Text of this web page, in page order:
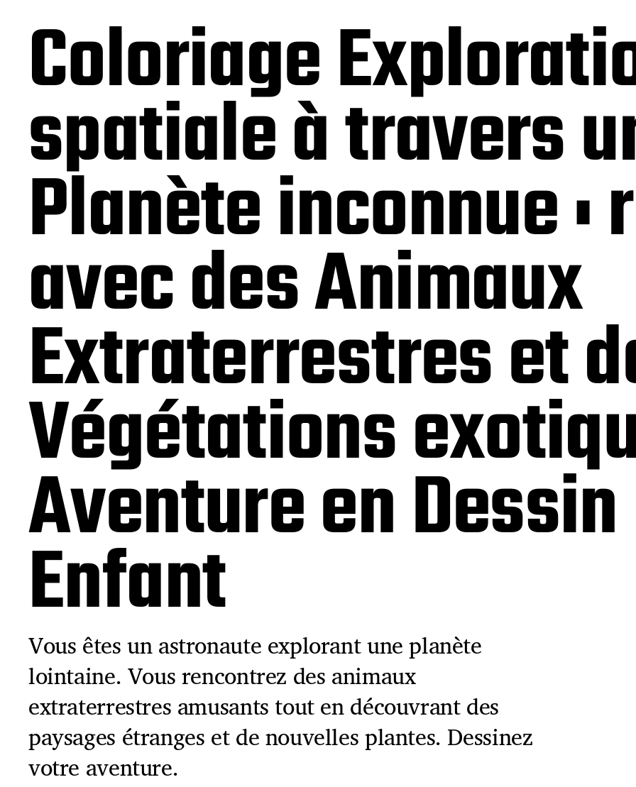
Coloriage
spatiale à travers
Planète inconnue :
avec des Animaux
Extraterrestres et
Végétations
Aventure en
Enfant
Vous êtes un astronaute explorant une planète
lointaine. Vous rencontrez des animaux
extraterrestres amusants tout en découvrant des
paysages étranges et de nouvelles plantes. Dessinez
votre aventure.